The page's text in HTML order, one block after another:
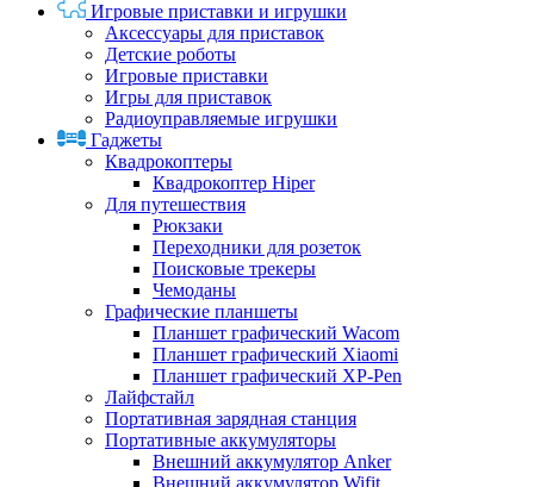
Игровые приставки и игрушки
Аксессуары для приставок
Детские роботы
Игровые приставки
Игры для приставок
Радиоуправляемые игрушки
Гаджеты
Квадрокоптеры
Квадрокоптер Hiper
Для путешествия
Рюкзаки
Переходники для розеток
Поисковые трекеры
Чемоданы
Графические планшеты
Планшет графический Wacom
Планшет графический Xiaomi
Планшет графический XP-Pen
Лайфстайл
Портативная зарядная станция
Портативные аккумуляторы
Внешний аккумулятор Anker
Внешний аккумулятор Wifit